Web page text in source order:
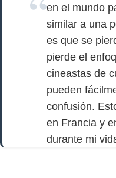
en el mundo
similar a una
es que se
pierde el
cineastas de
pueden
confusión.
en Francia y
durante mi